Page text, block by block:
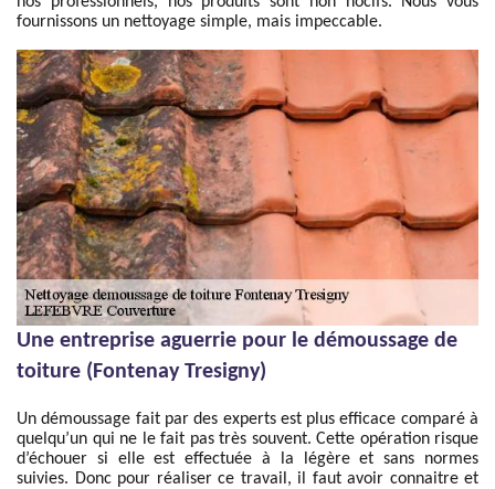
fournissons un nettoyage simple, mais impeccable.
Une entreprise aguerrie pour le démoussage de
toiture (Fontenay Tresigny)
Un démoussage fait par des experts est plus efficace comparé à
quelqu’un qui ne le fait pas très souvent. Cette opération risque
d’échouer si elle est effectuée à la légère et sans normes
suivies. Donc pour réaliser ce travail, il faut avoir connaitre et